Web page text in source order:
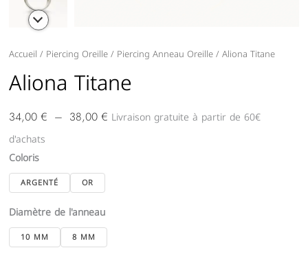
Accueil / Piercing Oreille/ Piercing Anneau Oreille/ Aliona Titane
Aliona Titane
34,00€ – 38,00€
Plage
de
34,00 €
Livraison gratuite à partir de 60€
d'achats
Coloris
ARGENTÉ OR
Diamètre de l'anneau
10 MM 8 MM
quantité
de
Aliona
Titane